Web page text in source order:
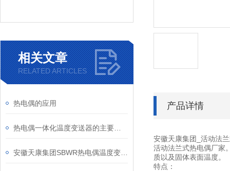
相关文章
RELATED ARTICLES
热电偶的应用 产品详情
安徽天康集团_活动法
活动法兰式热电偶厂家
质以及固体表面温度。
特点：